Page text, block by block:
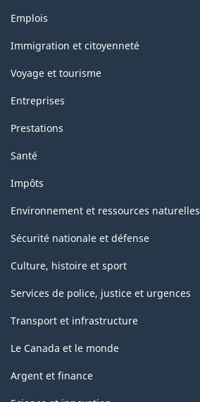
Thèmes
sujets
Emplois
Immigration et citoyenneté
Voyage et tourisme
Entreprises
Prestations
Santé
Impôts
Environnement et ressources naturelles
Sécurité nationale et défense
Culture, histoire et sport
Services de police, justice et urgences
Transport et infrastructure
Le Canada et le monde
Argent et finance